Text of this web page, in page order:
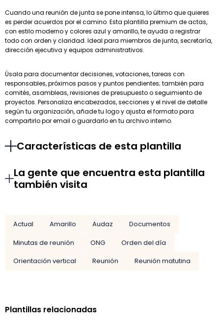
Cuando una reunión de junta se pone intensa, lo último que quieres
es perder acuerdos por el camino. Esta plantilla premium de actas,
con estilo moderno y colores azul y amarillo, te ayuda a registrar
todo con orden y claridad. Ideal para miembros de junta, secretaría,
dirección ejecutiva y equipos administrativos.
Úsala para documentar decisiones, votaciones, tareas con
responsables, próximos pasos y puntos pendientes; también para
comités, asambleas, revisiones de presupuesto o seguimiento de
proyectos. Personaliza encabezados, secciones y el nivel de detalle
según tu organización, añade tu logo y ajusta el formato para
compartirlo por email o guardarlo en tu archivo interno.
Características de esta plantilla
La gente que encuentra esta plantilla
también visita
Actual Amarillo Audaz
Documentos
Minutas de reunión
ONG
Orden del día
Orientación vertical
Reunión Reunión matutina
Plantillas relacionadas